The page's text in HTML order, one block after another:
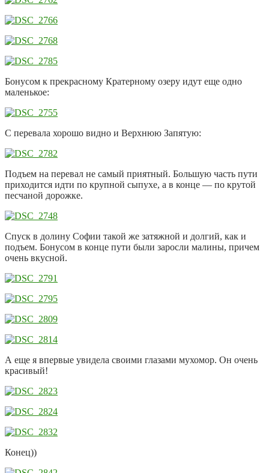
Бонусом к прекрасному Кратерному озеру идут еще одно
маленькое:
С перевала хорошо видно и Верхнюю Запятую:
Подъем на перевал не самый приятный. Большую часть пути
приходится идти по крупной сыпухе, а в конце — по крутой
песчаной дорожке.
Спуск в долину Софии такой же затяжной и долгий, как и
подъем. Бонусом в конце пути были заросли малины, причем
очень вкусной.
А еще я впервые увидела своими глазами мухомор. Он очень
красивый!
Конец))